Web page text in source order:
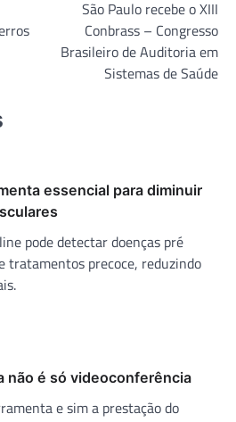
São Paulo recebe o XIII
Conbrass – Congresso
Brasileiro de Auditoria em
Sistemas de Saúde
essencial para diminuir
pode detectar doenças pré
tratamentos precoce, reduzindo
não é só videoconferência
e sim a prestação do